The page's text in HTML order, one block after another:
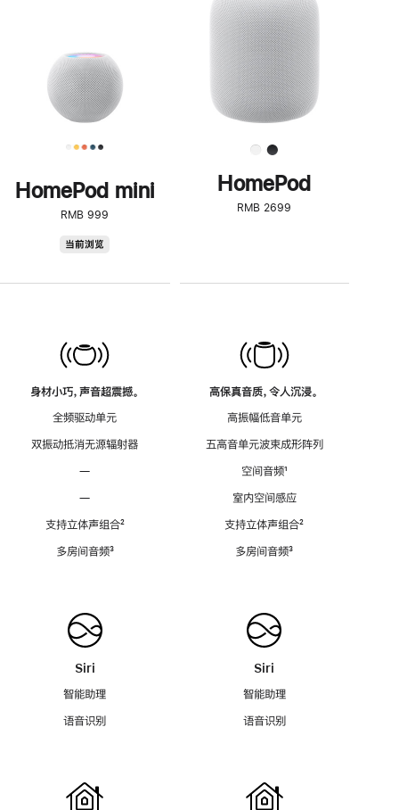
HomePod mini
RMB 999
当前浏览
身材小巧，声音超震撼。
全频驱动单元
双振动抵消无源辐射器
—
—
支持立体声组合脚
²
多房间音频脚
³
Siri
智能助理
语音识别
了
解
HomePod<
HomePod
RMB 2699
高保真音质，令人沉浸。
高振幅低音单元
五高音单元波束成形阵列
空间音频脚
¹
室内空间感应
支持立体声组合脚
²
多房间音频脚
³
Siri
智能助理
语音识别